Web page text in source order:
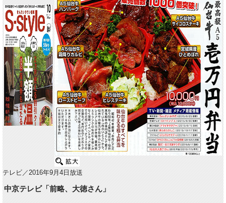
テレビ／2016年9月4日放送
中京テレビ「前略、大徳さん」